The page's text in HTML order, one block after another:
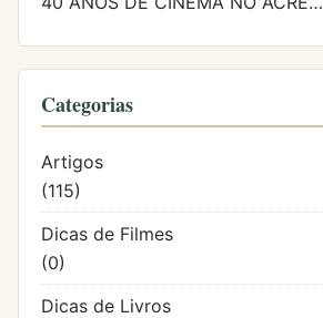
Categorias
Artigos
(115)
Dicas de Filmes
(0)
Dicas de Livros